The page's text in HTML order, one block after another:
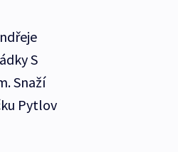
S
Snaží
Pytlov